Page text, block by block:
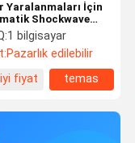
Yaralanmaları İçin
Shockwave
Ultrason Terapi
1 bilgisayar
Pazarlık edilebilir
iyi fiyat
temas